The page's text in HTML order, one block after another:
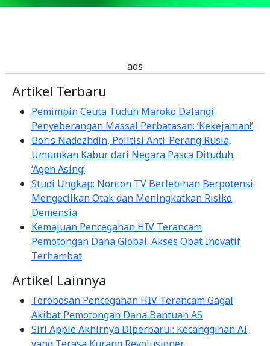
ads
Artikel Terbaru
Pemimpin Ceuta Tuduh Maroko Dalangi
Penyeberangan Massal Perbatasan: ‘Kekejaman!’
Boris Nadezhdin, Politisi Anti-Perang Rusia,
Umumkan Kabur dari Negara Pasca Dituduh
‘Agen Asing’
Studi Ungkap: Nonton TV Berlebihan Berpotensi
Mengecilkan Otak dan Meningkatkan Risiko
Demensia
Kemajuan Pencegahan HIV Terancam
Pemotongan Dana Global: Akses Obat Inovatif
Terhambat
Artikel Lainnya
Terobosan Pencegahan HIV Terancam Gagal
Akibat Pemotongan Dana Bantuan AS
Siri Apple Akhirnya Diperbarui: Kecanggihan AI